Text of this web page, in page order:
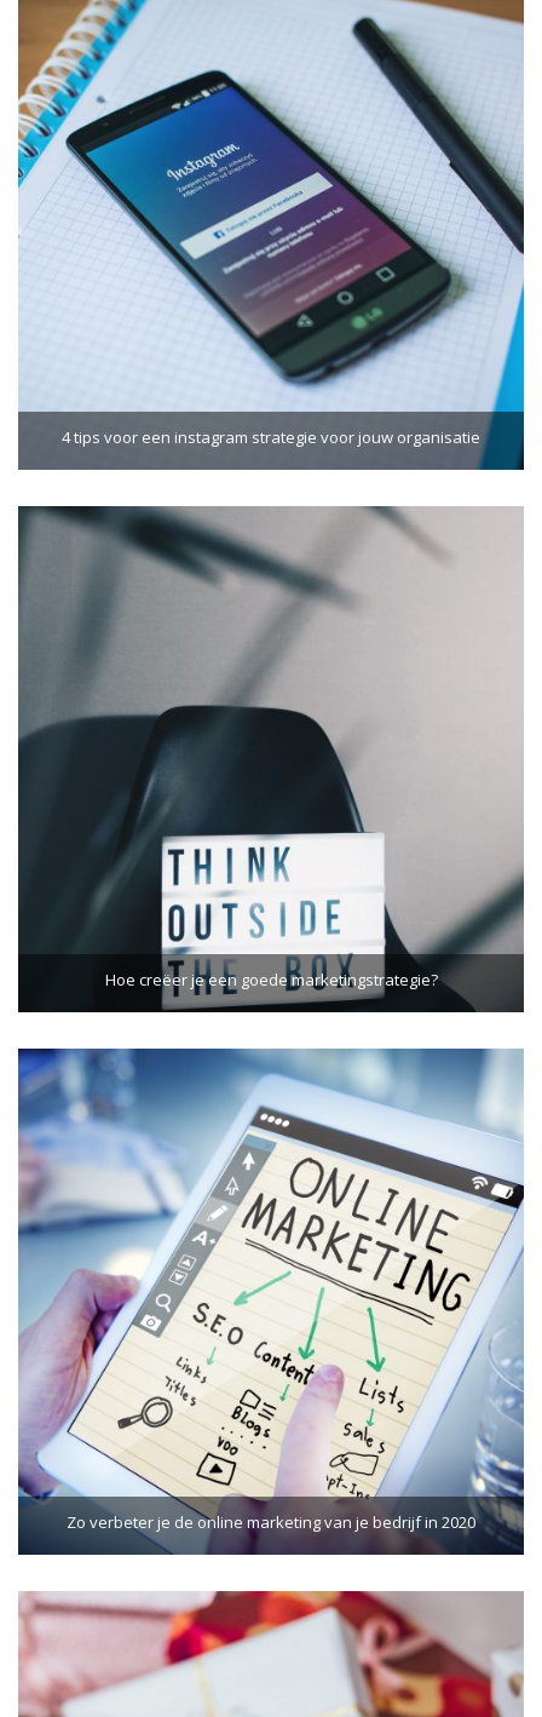
4 tips voor een instagram strategie voor jouw organisatie
Hoe creëer je een goede marketingstrategie?
Zo verbeter je de online marketing van je bedrijf in 2020